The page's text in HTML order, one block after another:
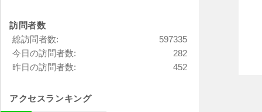
訪問者数
597335
総訪問者数:
282
今日の訪問者数:
452
昨日の訪問者数:
アクセスランキング